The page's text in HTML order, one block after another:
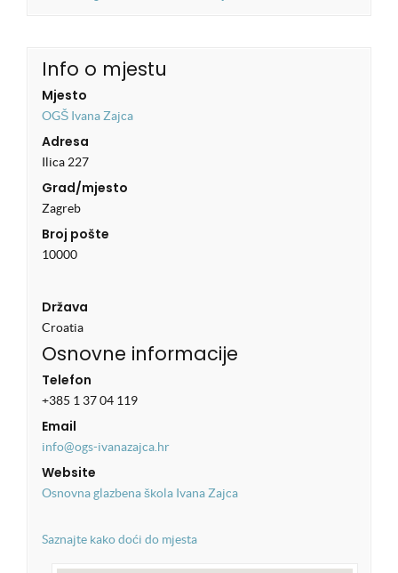
Info o mjestu
Mjesto
OGŠ Ivana Zajca
Adresa
Ilica 227
Grad/mjesto
Zagreb
Broj pošte
10000
Država
Croatia
Osnovne informacije
Telefon
+385 1 37 04 119
Email
info@ogs-ivanazajca.hr
Website
Osnovna glazbena škola Ivana Zajca
Saznajte kako doći do mjesta